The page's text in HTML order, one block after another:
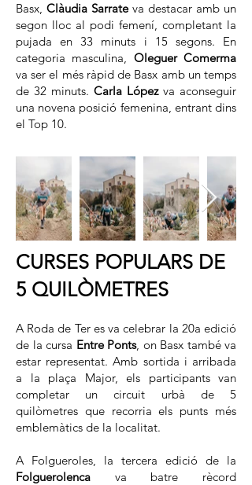
Basx, Clàudia Sarrateva destacar amb un
segon lloc al podi femení, completant la
pujada en 33 minuts i 15 segons. En
categoria masculina, Oleguer Comerma
va ser el més ràpid de Basx amb un temps
de 32 minuts. Carla Lópezva aconseguir
una novena posició femenina, entrant dins
el Top 10.
CURSES POPULARS DE
5 QUILÒMETRES
A Roda de Ter es va celebrar la 20a edició
de la cursa Entre Ponts, on Basx també va
estar representat. Amb sortida i arribada
a la plaça Major, els participants van
completar un circuit urbà de 5
quilòmetres que recorria els punts més
emblemàtics de la localitat.
A Folgueroles, la tercera edició de la
Folguerolenca va batre rècord